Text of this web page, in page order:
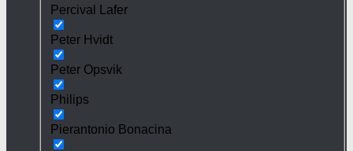
Percival Lafer
Peter Hvidt
Peter Opsvik
Philips
Pierantonio Bonacina